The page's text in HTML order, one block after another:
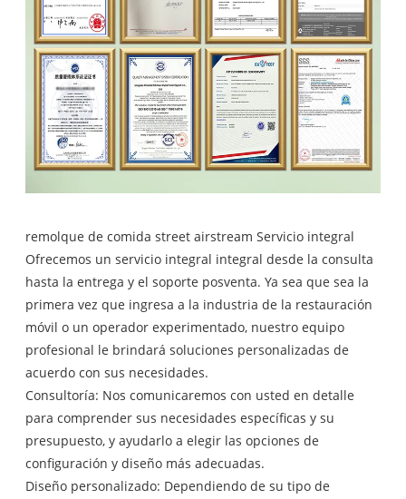
remolque de comida street airstream Servicio integral
Ofrecemos un servicio integral integral desde la consulta
hasta la entrega y el soporte posventa. Ya sea que sea la
primera vez que ingresa a la industria de la restauración
móvil o un operador experimentado, nuestro equipo
profesional le brindará soluciones personalizadas de
acuerdo con sus necesidades.
Consultoría: Nos comunicaremos con usted en detalle
para comprender sus necesidades específicas y su
presupuesto, y ayudarlo a elegir las opciones de
configuración y diseño más adecuadas.
Diseño personalizado: Dependiendo de su tipo de